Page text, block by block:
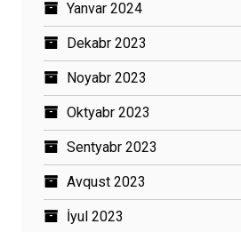
Yanvar 2024
Dekabr 2023
Noyabr 2023
Oktyabr 2023
Sentyabr 2023
Avqust 2023
İyul 2023